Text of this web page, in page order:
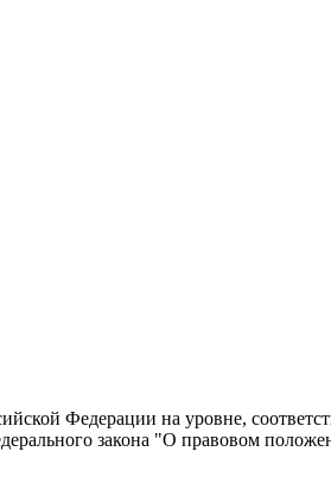
Федерации на уровне,
закона "О правовом